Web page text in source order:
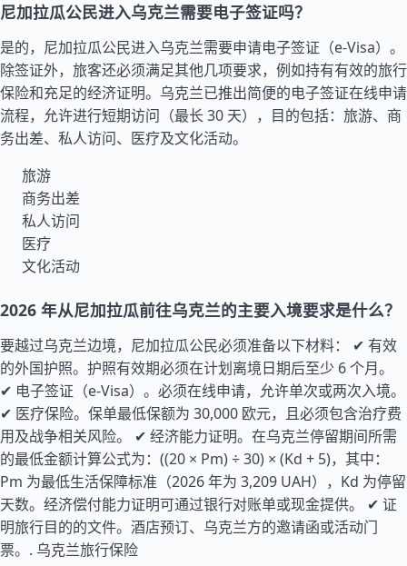
尼加拉瓜公民进入乌克兰需要电子签证吗？
是的，尼加拉瓜公民进入乌克兰需要申请电子签证（e-Visa）。
除签证外，旅客还必须满足其他几项要求，例如持有有效的旅行
保险和充足的经济证明。乌克兰已推出简便的电子签证在线申请
流程，允许进行短期访问（最长 30 天），目的包括：旅游、商
务出差、私人访问、医疗及文化活动。
旅游
商务出差
私人访问
医疗
文化活动
2026 年从尼加拉瓜前往乌克兰的主要入境要求是什么？
要越过乌克兰边境，尼加拉瓜公民必须准备以下材料： ✔ 有效
的外国护照。护照有效期必须在计划离境日期后至少 6 个月。
✔ 电子签证（e-Visa）。必须在线申请，允许单次或两次入境。
✔ 医疗保险。保单最低保额为 30,000 欧元，且必须包含治疗费
用及战争相关风险。 ✔ 经济能力证明。在乌克兰停留期间所需
的最低金额计算公式为：((20 × Pm) ÷ 30) × (Kd + 5)，其中：
Pm 为最低生活保障标准（2026 年为 3,209 UAH），Kd 为停留
天数。经济偿付能力证明可通过银行对账单或现金提供。 ✔ 证
明旅行目的的文件。酒店预订、乌克兰方的邀请函或活动门
票。. 乌克兰旅行保险